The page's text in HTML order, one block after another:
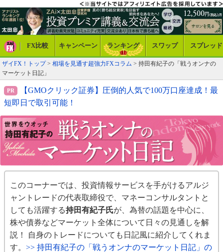
FX比較 キャンペーン ランキング スワップ スプレッド
ザイFX！トップ> 相場を見通す超強力FXコラム > 持田有紀子の「戦うオンナの
マーケット日記」
【GMOクリック証券】圧倒的人気で100万口座達成！最
短即日で取引可能！
このコーナーでは、投資情報サービスを手がけるアルジ
ャントレードの代表取締役で、マネーコンサルタントと
しても活躍する持田有紀子氏が、為替の話題を中心に、
株や債券などマーケット全体について日々の見通しを解
説！ 自身のトレードについても日記風に紹介してくれま
す。 >> 持田有紀子の「戦うオンナのマーケット日記」の